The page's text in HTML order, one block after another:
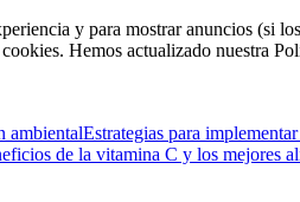
y para mostrar anuncios (si
Hemos actualizado nuestra
ambientalEstrategias para
de la vitamina C y los mejores